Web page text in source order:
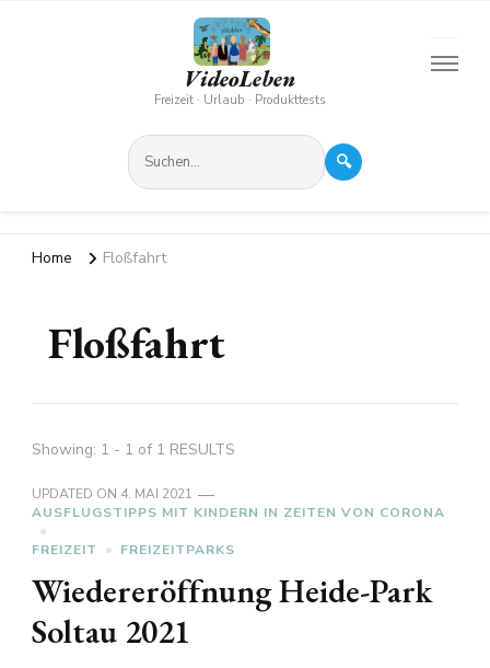
VideoLeben
Freizeit · Urlaub · Produkttests
🔍
Home Floßfahrt
Floßfahrt
Showing: 1 - 1 of 1 RESULTS
UPDATED ON 4. MAI 2021
AUSFLUGSTIPPS MIT KINDERN IN ZEITEN VON CORONA
FREIZEIT FREIZEITPARKS
Wiedereröffnung Heide-Park
Soltau 2021